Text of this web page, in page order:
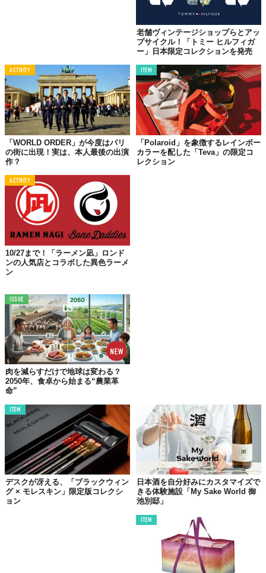
©ホグロフス
©ホグロフス
老舗ヴィンテージショップらとアッ
プサイクル！「トミー ヒルフィガ
ー」日本限定コレクションを発売
ACTIVITY
「WORLD ORDER」が今度はパリ
の街に出現！実は、本人最後の出演
作？
ITEM
「Polaroid」を象徴するレインボー
カラーを配した「Teva」の限定コ
レクション
ACTIVITY
10/27まで！「ラーメン凪」ロンド
ンの人気店とコラボした異色ラーメ
ン
ISSUE
肉を減らすだけで地球は変わる？
2050年、食卓から始まる“農業革
命”
ITEM
デスクが冴える、「ブラックウィン
グ × モレスキン」限定版コレクシ
ョン
日本酒を自分好みにカスタマイズで
きる体験施設「My Sake World 御
池別邸」
ITEM